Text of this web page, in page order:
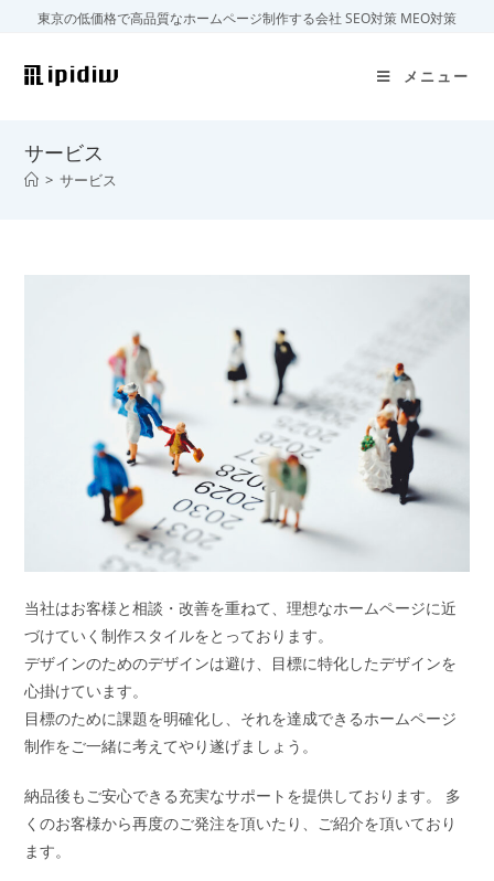
東京の低価格で高品質なホームページ制作する会社 SEO対策 MEO対策
メニュー
サービス
> サービス
当社はお客様と相談・改善を重ねて、理想なホームページに近
づけていく制作スタイルをとっております。
デザインのためのデザインは避け、目標に特化したデザインを
心掛けています。
目標のために課題を明確化し、それを達成できるホームページ
制作をご一緒に考えてやり遂げましょう。
納品後もご安心できる充実なサポートを提供しております。 多
くのお客様から再度のご発注を頂いたり、ご紹介を頂いており
ます。